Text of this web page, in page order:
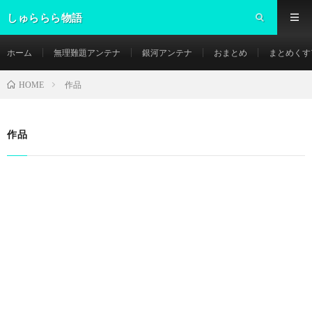
しゅららら物語
ホーム 無理難題アンテナ 銀河アンテナ おまとめ まとめく
HOME 作品
作品